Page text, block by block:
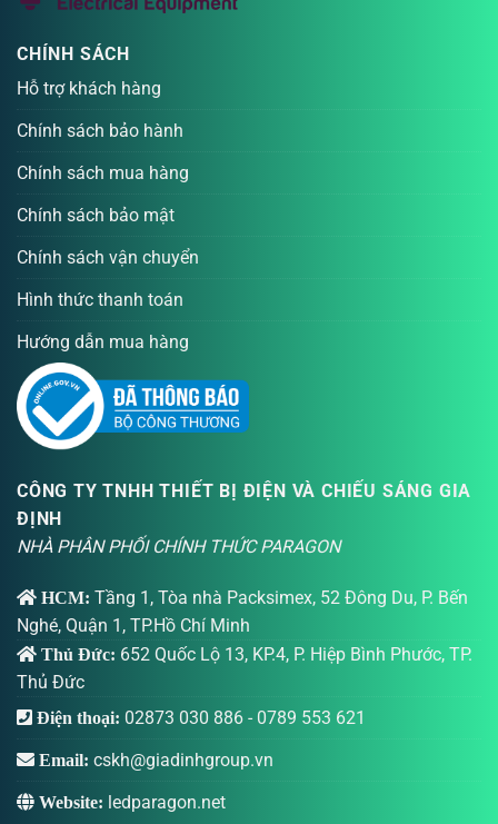
CHÍNH SÁCH
Hỗ trợ khách hàng
Chính sách bảo hành
Chính sách mua hàng
Chính sách bảo mật
Chính sách vận chuyển
Hình thức thanh toán
Hướng dẫn mua hàng
CÔNG TY TNHH THIẾT BỊ ĐIỆN VÀ CHIẾU SÁNG GIA
ĐỊNH
NHÀ PHÂN PHỐI CHÍNH THỨC PARAGON
HCM: Tầng 1, Tòa nhà Packsimex, 52 Đông Du, P. Bến
Nghé, Quận 1, TP.Hồ Chí Minh
Thủ Đức: 652 Quốc Lộ 13, KP.4, P. Hiệp Bình Phước, TP.
Thủ Đức
Điện thoại: 02873 030 886 - 0789 553 621
Email: cskh@giadinhgroup.vn
Website: ledparagon.net